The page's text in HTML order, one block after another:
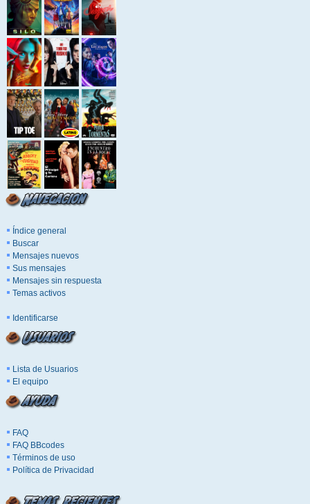
Índice general
Buscar
Mensajes nuevos
Sus mensajes
Mensajes sin respuesta
Temas activos
Identificarse
Lista de Usuarios
El equipo
FAQ
FAQ BBcodes
Términos de uso
Política de Privacidad